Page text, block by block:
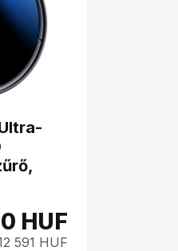
HUF
591 HUF